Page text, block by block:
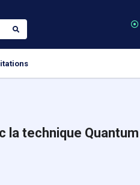
la technique Quantum